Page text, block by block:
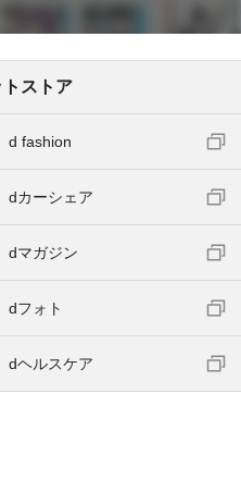
ストア
d fashion
dカーシェア
dマガジン
dフォト
dヘルスケア